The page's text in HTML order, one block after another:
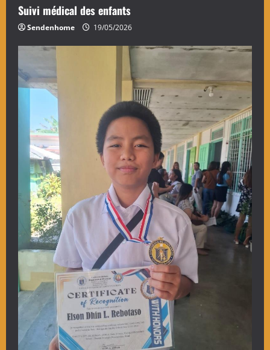
Suivi médical des enfants
Sendenhome 19/05/2026